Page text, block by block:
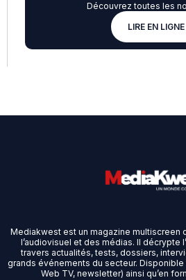
Découvrez toutes les
LIRE EN LIGNE
Mediakwest est un magazine multiscreen
l’audiovisuel et des médias. Il décrypte
travers actualités, tests, dossiers,
grands événements du secteur.
Web TV, newsletter) ainsi qu’en